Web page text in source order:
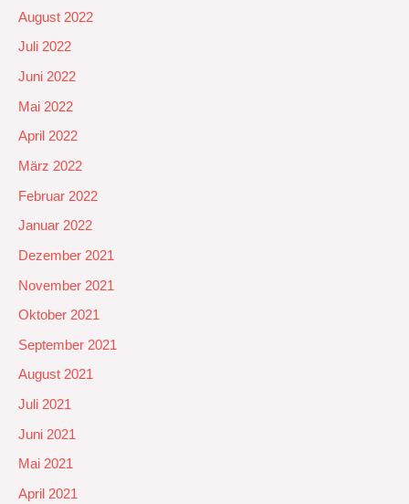
August 2022
Juli 2022
Juni 2022
Mai 2022
April 2022
März 2022
Februar 2022
Januar 2022
Dezember 2021
November 2021
Oktober 2021
September 2021
August 2021
Juli 2021
Juni 2021
Mai 2021
April 2021